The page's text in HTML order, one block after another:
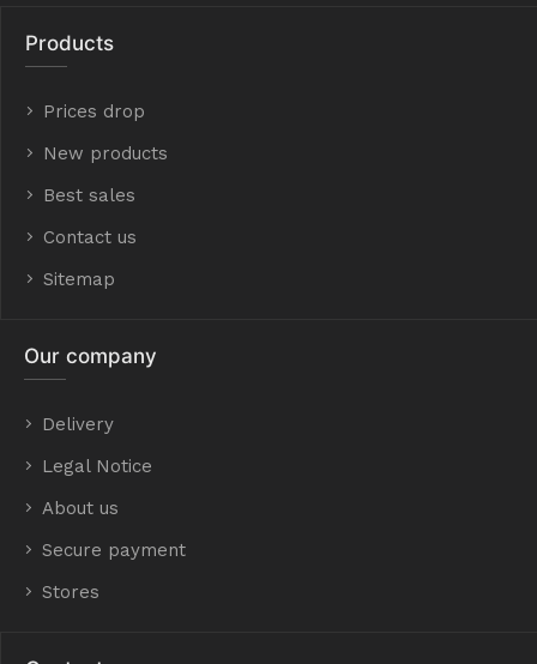
Products
Prices drop
New products
Best sales
Contact us
Sitemap
Our company
Delivery
Legal Notice
About us
Secure payment
Stores